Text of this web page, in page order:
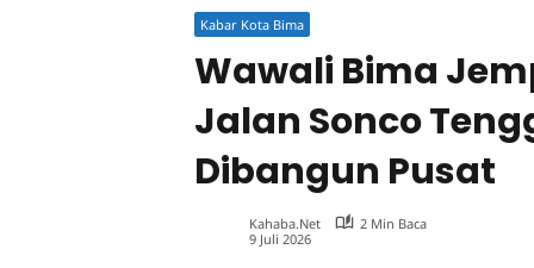
Kabar Kota Bima
Wawali Bima
Jalan Sonco
Dibangun Pusat
Kahaba.net
2 Min Baca
9 Juli 2026